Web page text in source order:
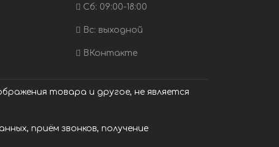
Сб: 09:00-18:00
Вс: выходной
ВКонтакте
товара и другое, не является
приём звонков, получение